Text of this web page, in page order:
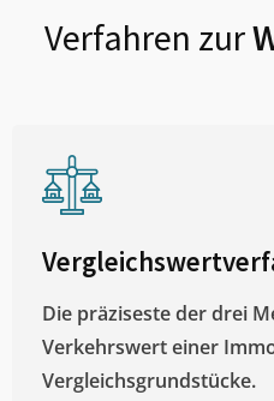
Verfahren zur
Die präziseste der drei
Verkehrswert einer
Vergleichsgrundstücke.